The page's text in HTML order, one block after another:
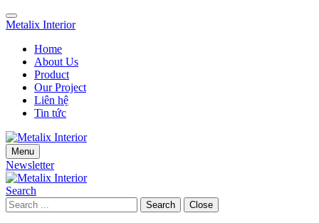
Skip
to
Skip
to
content
Metalix Interior
Home
About Us
Product
Our Project
Liên hệ
Tin tức
Menu
Newsletter
Search
Search Close